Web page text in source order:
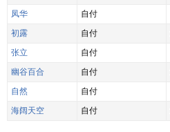
凤华 自付
初露
自付
张立
自付
幽谷百合
自付
自然
自付
海阔天空
自付